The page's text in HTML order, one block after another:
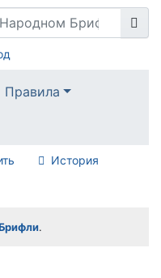
Правила
История
.